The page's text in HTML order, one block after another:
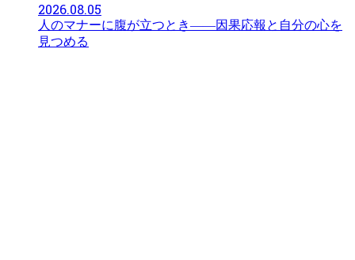
2026.08.05
人のマナーに腹が立つとき――因果応報と自分の心を
見つめる